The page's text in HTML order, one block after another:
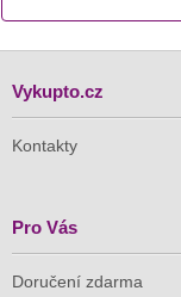
Vykupto.cz
Kontakty
Pro Vás
Doručení zdarma